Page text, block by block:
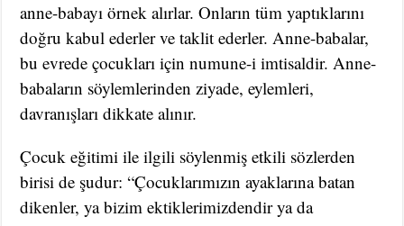
anne-babayı örnek alırlar. Onların tüm yaptıklarını
doğru kabul ederler ve taklit ederler. Anne-babalar,
bu evrede çocukları için numune-i imtisaldir. Anne-
babaların söylemlerinden ziyade, eylemleri,
davranışları dikkate alınır.
Çocuk eğitimi ile ilgili söylenmiş etkili sözlerden
birisi de şudur: “Çocuklarımızın ayaklarına batan
dikenler, ya bizim ektiklerimizdendir ya da